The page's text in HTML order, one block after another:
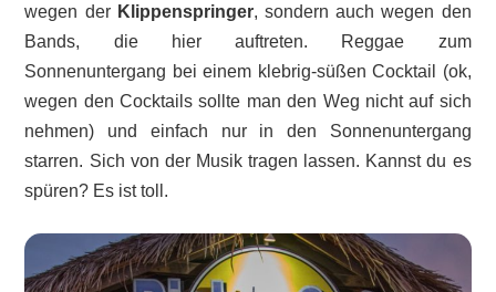
wegen der Klippenspringer, sondern auch wegen den
Bands, die hier auftreten. Reggae zum
Sonnenuntergang bei einem klebrig-süßen Cocktail (ok,
wegen den Cocktails sollte man den Weg nicht auf sich
nehmen) und einfach nur in den Sonnenuntergang
starren. Sich von der Musik tragen lassen. Kannst du es
spüren? Es ist toll.